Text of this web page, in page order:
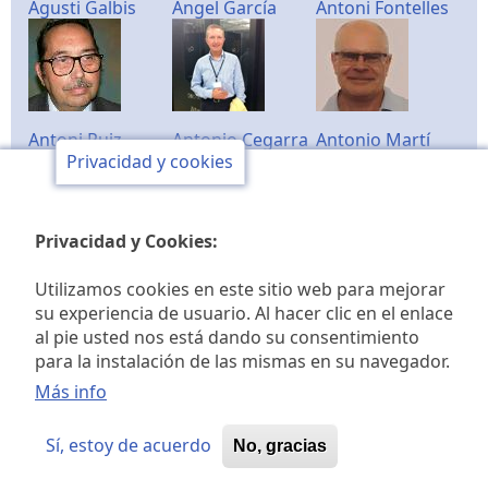
Agusti Galbis Ángel García Antoni Fontelles
Antoni Ruiz Antonio Cegarra Antonio Martí
Ploma
Gimeno
Mogaburo
Privacidad y cookies
Privacidad y Cookies:
Utilizamos cookies en este sitio web para mejorar
su experiencia de usuario. Al hacer clic en el enlace
al pie usted nos está dando su consentimiento
para la instalación de las mismas en su navegador.
Más info
Sí, estoy de acuerdo No, gracias